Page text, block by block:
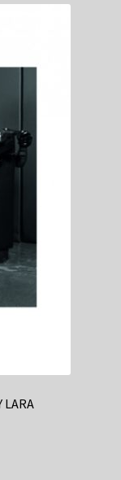
LARA